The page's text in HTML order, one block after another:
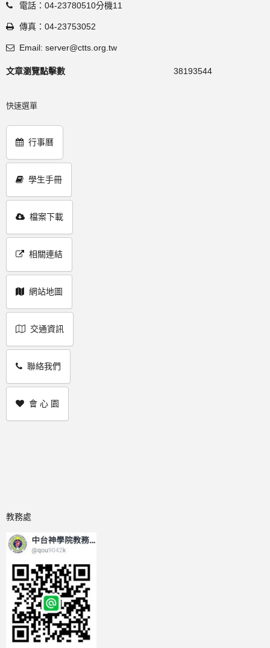
電話：04-23780510分機11
傳真：04-23753052
Email: server@ctts.org.tw
文章瀏覽點擊數 38193544
快速選單
行事曆
學生手冊
檔案下載
相關連結
網站地圖
交通資訊
聯絡我們
會 心 園
教務處